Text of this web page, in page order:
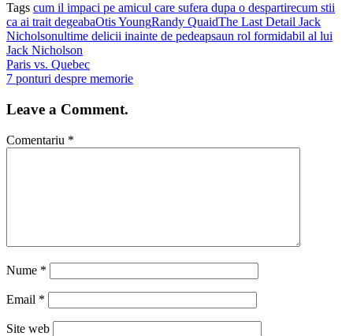
Tags cum il impaci pe amicul care sufera dupa o despartirecum stii
ca ai trait degeabaOtis YoungRandy QuaidThe Last Detail Jack
Nicholsonultime delicii inainte de pedeapsaun rol formidabil al lui
Jack Nicholson
Paris vs. Quebec
7 ponturi despre memorie
Leave a Comment.
Comentariu *
Nume *
Email *
Site web